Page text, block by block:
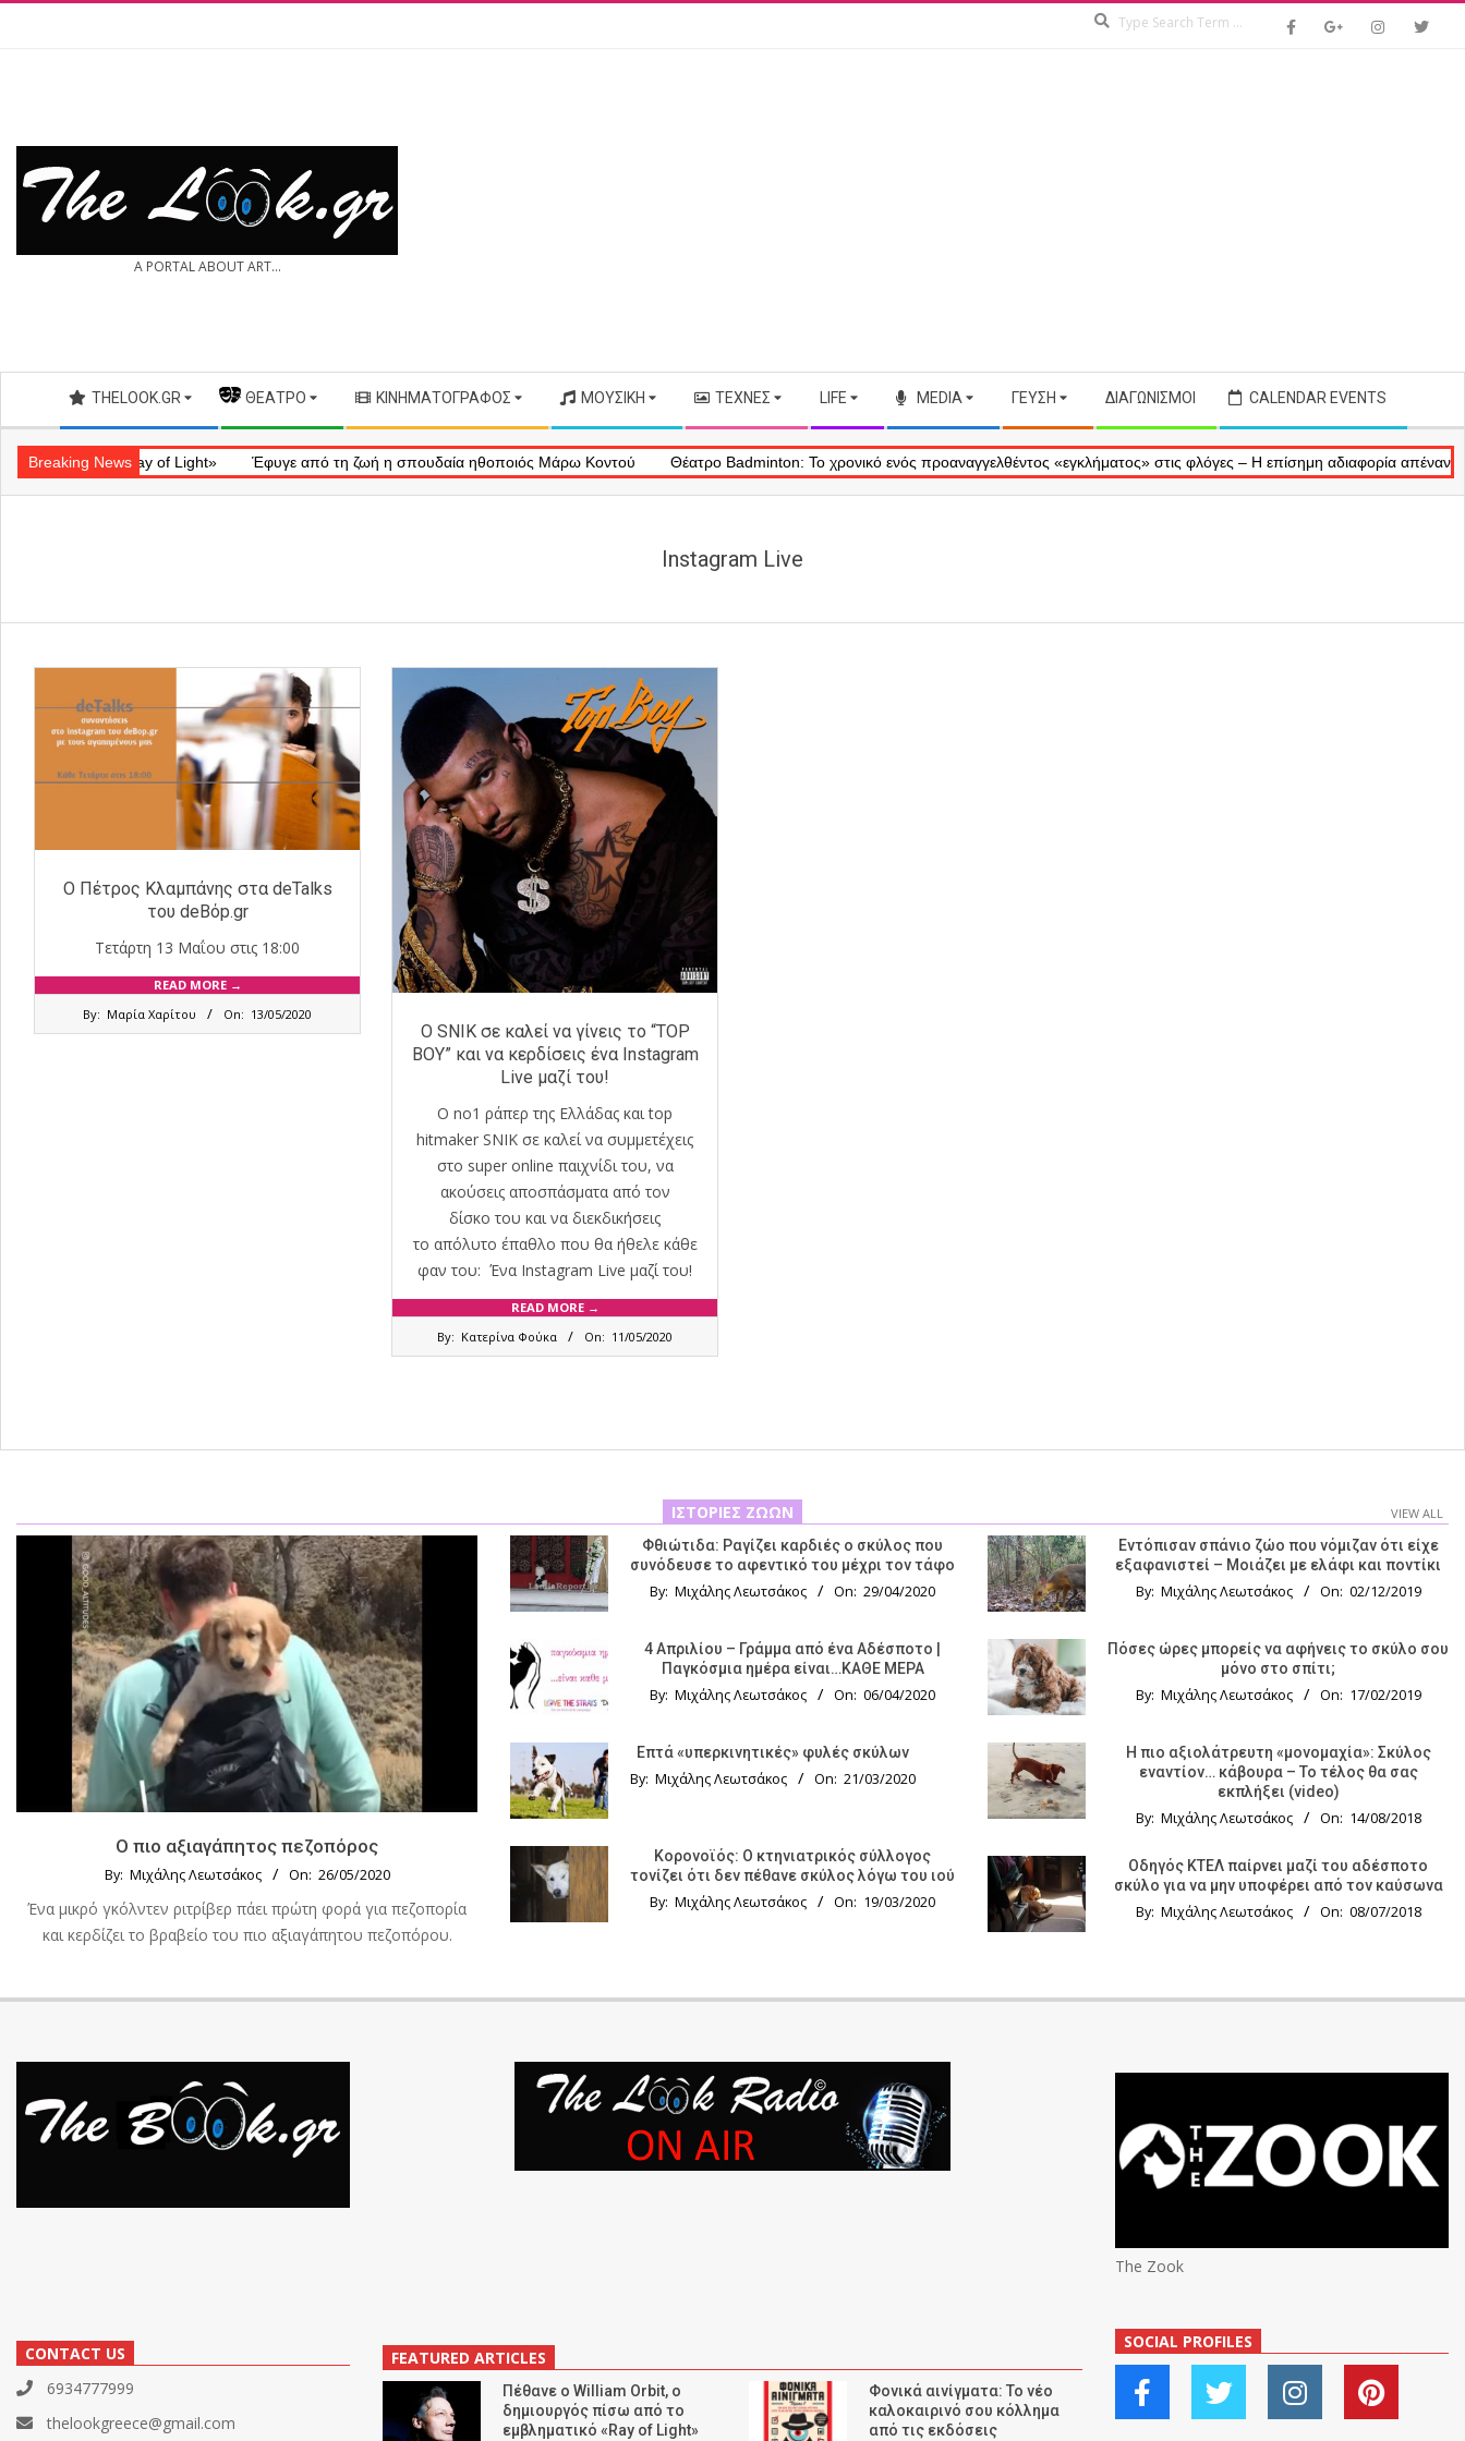
THE A PORTAL ABOUT ART...
Secondary
Navigation
Menu
THELOOK.GR — ΘΈΑΤΡΟ ΚΙΝΗΜΑΤΟΓΡΆΦΟΣ ΜΟΥΣΙΚΉ ΤΈΧΝΕΣ LIFE MEDIA ΓΕΎΣΗ ΔΙΑΓΩΝΙΣΜΟΊ CALENDAR EVENTS
Breaking News
«Ray of Light» Έφυγε από τη ζωή η σπουδαία ηθοποιός Μάρω Κοντού Θέατρο Badminton: Το χρονικό ενός προαναγγελθέντος «εγκλήματος» στις φλόγες – Η επίσημη αδιαφορία απέναντι στις
Instagram Live
Ο Πέτρος Κλαμπάνης στα deTalks
του deBόp.gr
Τετάρτη 13 Μαΐου στις 18:00
READ MORE →
By: Μαρία Χαρίτου On: 13/05/2020
Ο SNIK σε καλεί να γίνεις το “TOP
BOY” και να κερδίσεις ένα Instagram
Live μαζί του!
Ο no1 ράπερ της Ελλάδας και top
hitmaker SNIK σε καλεί να συμμετέχεις
στο super online παιχνίδι του, να
ακούσεις αποσπάσματα από τον
δίσκο του και να διεκδικήσεις
το απόλυτο έπαθλο που θα ήθελε κάθε
φαν του: Ένα Instagram Live μαζί του!
READ MORE →
By: Κατερίνα Φούκα On: 11/05/2020
ΙΣΤΟΡΊΕΣ ΖΏΩΝ VIEW ALL
Ο πιο αξιαγάπητος πεζοπόρος
By: Μιχάλης Λεωτσάκος On: 26/05/2020
Ένα μικρό γκόλντεν ριτρίβερ πάει πρώτη φορά για πεζοπορία
και κερδίζει το βραβείο του πιο αξιαγάπητου πεζοπόρου.
Φθιώτιδα: Ραγίζει καρδιές ο σκύλος που
συνόδευσε το αφεντικό του μέχρι τον τάφο
By: Μιχάλης Λεωτσάκος On: 29/04/2020
4 Απριλίου – Γράμμα από ένα Αδέσποτο |
Παγκόσμια ημέρα είναι…ΚΑΘΕ ΜΕΡΑ
By: Μιχάλης Λεωτσάκος On: 06/04/2020
Επτά «υπερκινητικές» φυλές σκύλων
By: Μιχάλης Λεωτσάκος On: 21/03/2020
Κορονοϊός: Ο κτηνιατρικός σύλλογος
τονίζει ότι δεν πέθανε σκύλος λόγω του ιού
By: Μιχάλης Λεωτσάκος On: 19/03/2020
Εντόπισαν σπάνιο ζώο που νόμιζαν ότι είχε
εξαφανιστεί – Μοιάζει με ελάφι και ποντίκι
By: Μιχάλης Λεωτσάκος On: 02/12/2019
Πόσες ώρες μπορείς να αφήνεις το σκύλο σου
μόνο στο σπίτι;
By: Μιχάλης Λεωτσάκος On: 17/02/2019
Η πιο αξιολάτρευτη «μονομαχία»: Σκύλος
εναντίον… κάβουρα – Το τέλος θα σας
εκπλήξει (video)
By: Μιχάλης Λεωτσάκος On: 14/08/2018
Οδηγός KTΕΛ παίρνει μαζί του αδέσποτο
σκύλο για να μην υποφέρει από τον καύσωνα
By: Μιχάλης Λεωτσάκος On: 08/07/2018
CONTACT US
6934777999
thelookgreece@gmail.com
FEATURED ARTICLES
Πέθανε ο William Orbit, ο
δημιουργός πίσω από το
εμβληματικό «Ray of Light»
Φονικά αινίγματα: Το νέο
καλοκαιρινό σου κόλλημα
από τις εκδόσεις
The Zook
SOCIAL PROFILES